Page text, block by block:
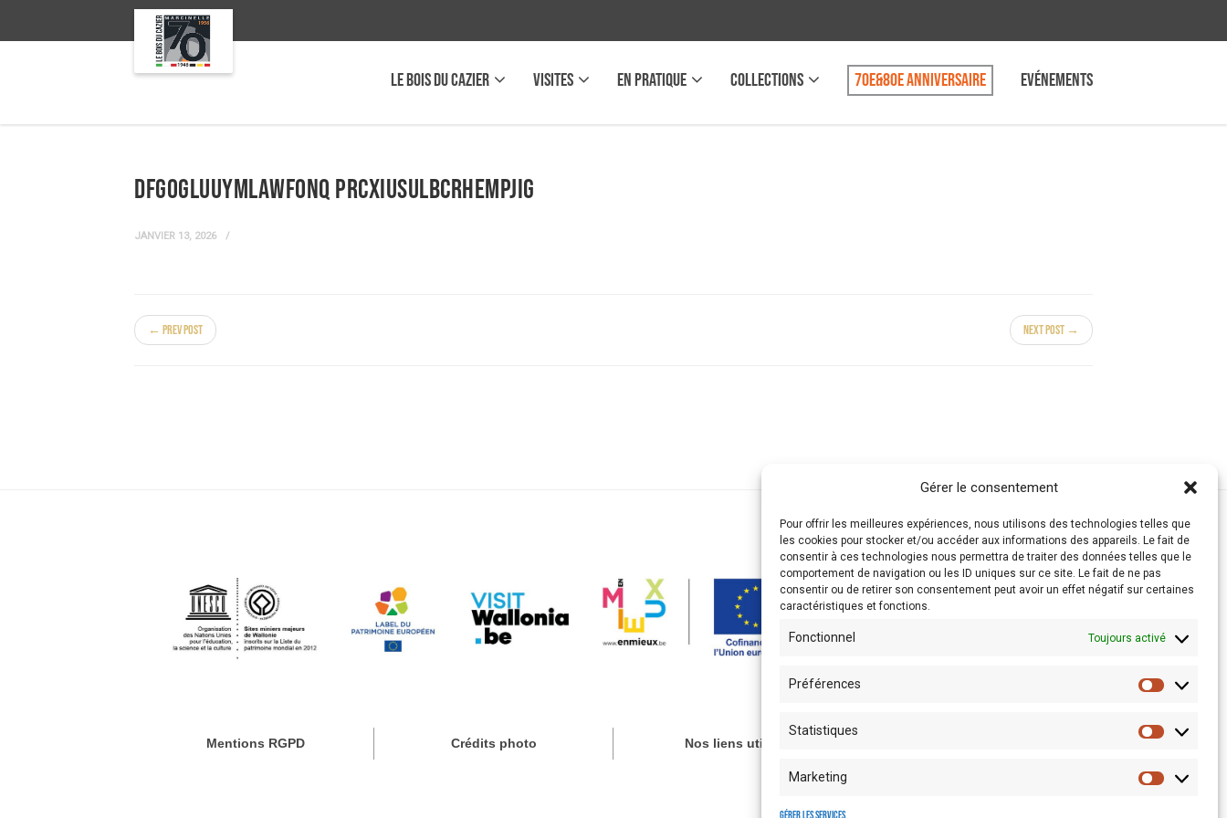
Gérer le consentement
Pour offrir les meilleures expériences, nous utilisons des technologies telles que
les cookies pour stocker et/ou accéder aux informations des appareils. Le fait de
consentir à ces technologies nous permettra de traiter des données telles que le
comportement de navigation ou les ID uniques sur ce site. Le fait de ne pas
consentir ou de retirer son consentement peut avoir un effet négatif sur certaines
caractéristiques et fonctions.
Fonctionnel Toujours activé
Préférences
Statistiques
Marketing
LE BOIS DU CAZIER VISITES EN PRATIQUE COLLECTIONS 70e&80e anniversaire Evénements
DFGogLUuymLAWfoNq PrcXIUSUlbCRheMpJiG
JANVIER 13, 2026
← Prev Post Next Post →
Mentions RGPD Crédits photo Nos liens utiles